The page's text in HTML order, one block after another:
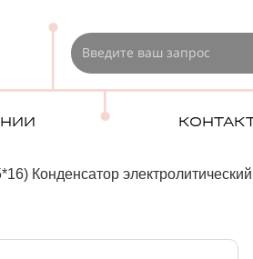
Конденсатор электролитический